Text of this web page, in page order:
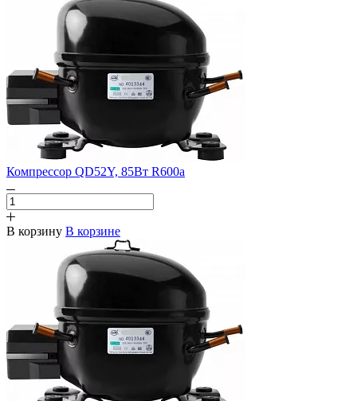
Компрессор QD52Y, 85Вт R600a
В корзину В корзине